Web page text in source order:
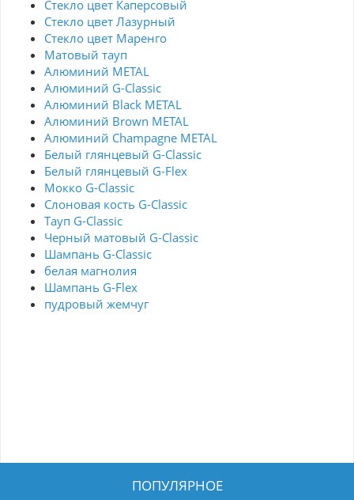
Стекло цвет Каперсовый
Стекло цвет Лазурный
Стекло цвет Маренго
Матовый тауп
Алюминий METAL
Алюминий G-Classic
Алюминий Black METAL
Алюминий Brown METAL
Алюминий Champagne METAL
Белый глянцевый G-Classic
Белый глянцевый G-Flex
Мокко G-Classic
Слоновая кость G-Classic
Тауп G-Classic
Черный матовый G-Classic
Шампань G-Classic
белая магнолия
Шампань G-Flex
пудровый жемчуг
ПОПУЛЯРНОЕ